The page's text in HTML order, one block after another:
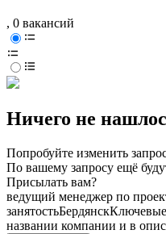
, 0 вакансий
Ничего не
Попробуйте изменить
По вашему запросу ещё
Присылать вам?
ведущий менеджер по
занятостьБердянскКлючевые
названии компании и в